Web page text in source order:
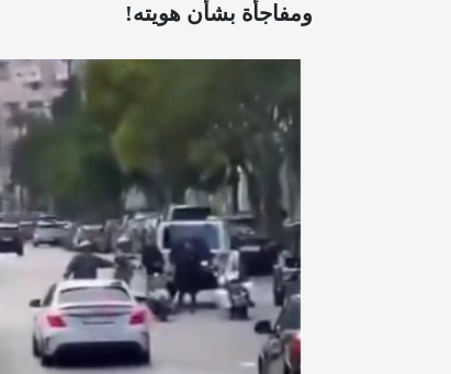
ومفاجأة بشأن هويته!